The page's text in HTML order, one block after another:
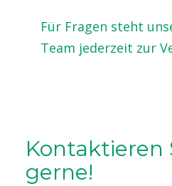
Für Fragen steht
Team jederzeit zur
Kontaktieren
gerne!